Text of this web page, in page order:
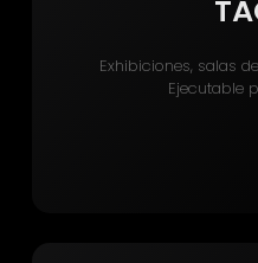
Exhibiciones, salas
Ejecutable